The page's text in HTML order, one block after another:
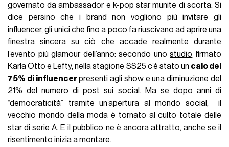
governato da ambassador e k-pop star munite di scorta. Si
dice persino che i brand non vogliono più invitare gli
influencer, gli unici che fino a poco fa riuscivano ad aprire una
finestra sincera su ciò che accade realmente durante
l’evento più glamour dell’anno: secondo unostudio firmato
Karla Otto e Lefty, nella stagione SS25 c’è stato un calo del
75% di influencerpresenti agli show e una diminuzione del
21% del numero di post sui social. Ma se dopo anni di
“democraticità” tramite un’apertura al mondo social, il
vecchio mondo della moda è tornato al culto totale delle
star di serie A. E il pubblico ne è ancora attratto, anche se il
risentimento inizia a montare.